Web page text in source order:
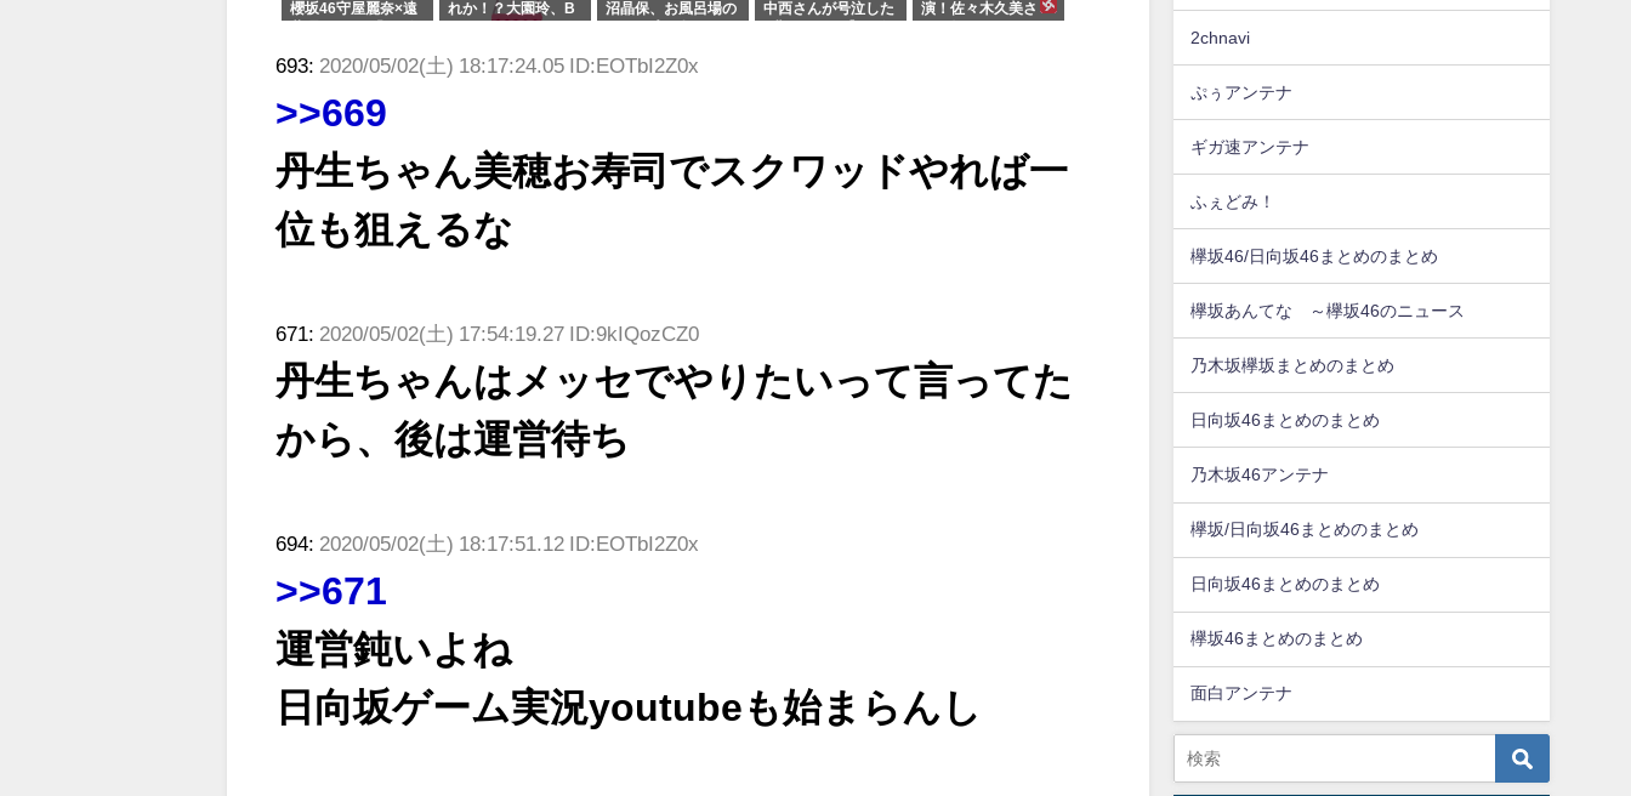
櫻坂46守屋麗奈×遠
ジオ出演決定
れか！？大園玲、B
沼晶保、お風呂場の
タラ】
中西さんが号泣した
演！佐々木久美さ
693: 2020/05/02(土) 18:17:24.05 ID:EOTbI2Z0x
>>669
丹生ちゃん美穂お寿司でスクワッドやれば一
位も狙えるな
671: 2020/05/02(土) 17:54:19.27 ID:9kIQozCZ0
丹生ちゃんはメッセでやりたいって言ってた
から、後は運営待ち
694: 2020/05/02(土) 18:17:51.12 ID:EOTbI2Z0x
>>671
運営鈍いよね
日向坂ゲーム実況youtubeも始まらんし
2chnavi
ぷぅアンテナ
ギガ速アンテナ
ふぇどみ！
欅坂46/日向坂46まとめのまとめ
欅坂あんてな ～欅坂46のニュース
乃木坂欅坂まとめのまとめ
日向坂46まとめのまとめ
乃木坂46アンテナ
欅坂/日向坂46まとめのまとめ
日向坂46まとめのまとめ
欅坂46まとめのまとめ
面白アンテナ